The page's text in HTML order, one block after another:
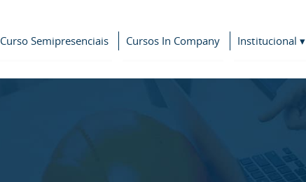
Curso Semipresenciais Cursos In Company Institucional ▾